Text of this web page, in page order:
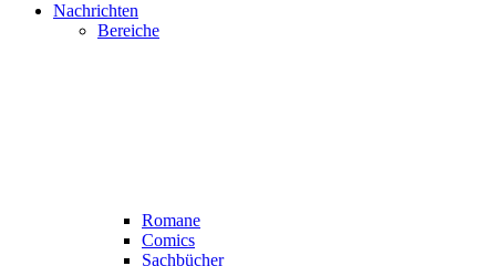
Nachrichten
Bereiche
Romane
Comics
Sachbücher